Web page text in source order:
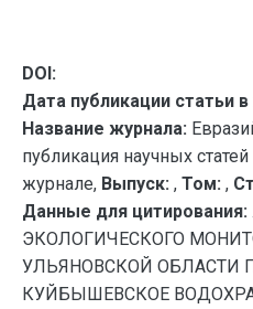
DOI:
Дата публикации статьи
Название журнала:
публикация научных
журнале, Выпуск: , Том: ,
Данные для цитирования:
ЭКОЛОГИЧЕСКОГО
УЛЬЯНОВСКОЙ ОБЛАСТИ
КУЙБЫШЕВСКОЕ